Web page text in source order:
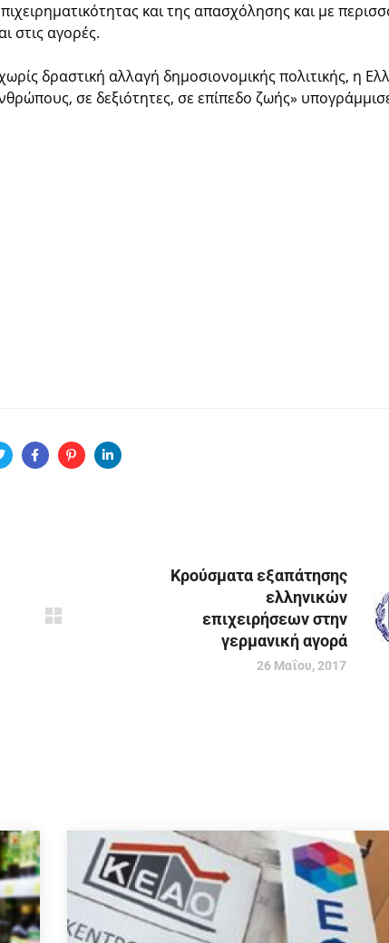
και της απασχόλησης και με
στις αγορές.
δραστική αλλαγή δημοσιονομικής πολιτικής, η
σε δεξιότητες, σε επίπεδο ζωής»
Κρούσματα εξαπάτησης
ελληνικών
επιχειρήσεων στην
γερμανική αγορά
26 Μαΐου, 2017